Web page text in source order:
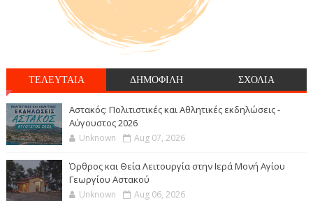
ΤΕΛΕΥΤΑΙΑ ΔΗΜΟΦΙΛΗ ΣΧΟΛΙΑ
Αστακός: Πολιτιστικές και Αθλητικές εκδηλώσεις -
Αύγουστος 2026
Unknown Aug 07, 2026
Όρθρος και Θεία Λειτουργία στην Ιερά Μονή Αγίου
Γεωργίου Αστακού
Unknown Aug 06, 2026